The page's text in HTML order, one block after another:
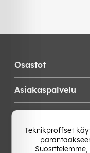
Osastot
Asiakaspalvelu
Vaihda Maa
Teknikproffset